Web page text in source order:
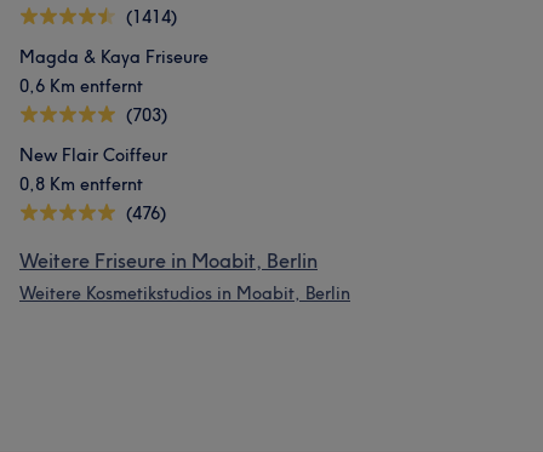
(1414)
Magda & Kaya Friseure
0,6 Km entfernt
(703)
New Flair Coiffeur
0,8 Km entfernt
(476)
Weitere Friseure in Moabit, Berlin
Weitere Kosmetikstudios in Moabit, Berlin